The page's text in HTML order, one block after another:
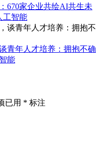
670家企业共绘AI共生未
工智能
青年人才培养：拥抱不确
能
已用 * 标注